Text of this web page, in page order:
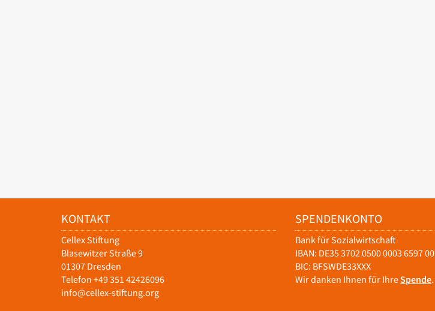
KONTAKT
Cellex Stiftung
Blasewitzer Straße 9
01307 Dresden
Telefon +49 351 42426096
info@cellex-stiftung.org
SPENDENKONTO
Bank für Sozialwirtschaft
IBAN: DE35 3702 0500 0003 6597 00
BIC: BFSWDE33XXX
Wir danken Ihnen für IhreSpende.